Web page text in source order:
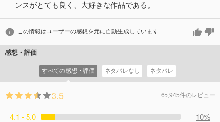
ンスがとても良く、大好きな作品である。
この情報はユーザーの感想を元に自動生成しています
感想・評価
すべての感想・評価 ネタバレなし ネタバレ
3.5 65,945件のレビュー
4.1 - 5.0
10%